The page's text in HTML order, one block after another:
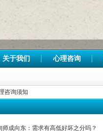
关于我们 心理咨询
咨询须知
师成向东：需求有高低好坏之分吗？